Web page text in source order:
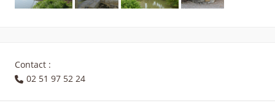
Contact :
02 51 97 52 24